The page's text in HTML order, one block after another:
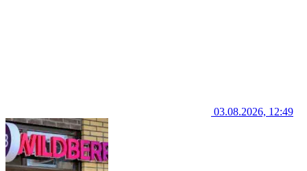
03.08.2026, 12:49